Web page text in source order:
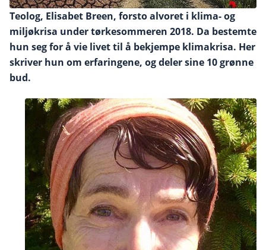
Teolog, Elisabet Breen, forsto alvoret i klima- og
miljøkrisa under tørkesommeren 2018. Da bestemte
hun seg for å vie livet til å bekjempe klimakrisa. Her
skriver hun om erfaringene, og deler sine 10 grønne
bud.